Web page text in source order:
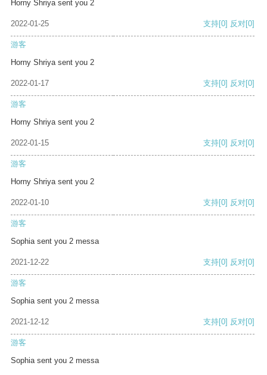
Horny Shriya sent you 2
2022-01-25 支持[0] 反对[0]
游客
Horny Shriya sent you 2
2022-01-17 支持[0] 反对[0]
游客
Horny Shriya sent you 2
2022-01-15 支持[0] 反对[0]
游客
Horny Shriya sent you 2
2022-01-10 支持[0] 反对[0]
游客
Sophia sent you 2 messa
2021-12-22 支持[0] 反对[0]
游客
Sophia sent you 2 messa
2021-12-12 支持[0] 反对[0]
游客
Sophia sent you 2 messa